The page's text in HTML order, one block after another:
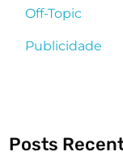
Off-Topic
Publicidade
Posts